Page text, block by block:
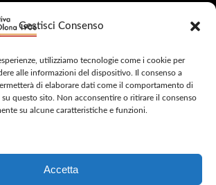
Gestisci Consenso
utilizziamo tecnologie come i cookie per
alle informazioni del dispositivo. Il consenso a
di elaborare dati come il comportamento di
questo sito. Non acconsentire o ritirare il consenso
su alcune caratteristiche e funzioni.
Accetta
MULINI – ALL RIGHTS
–SAFEGUARDING